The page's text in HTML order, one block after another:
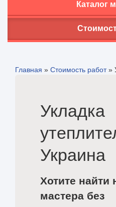
Каталог
Главная » Стоимость работ»
Укладка
Украина
Хотите найти
мастера без